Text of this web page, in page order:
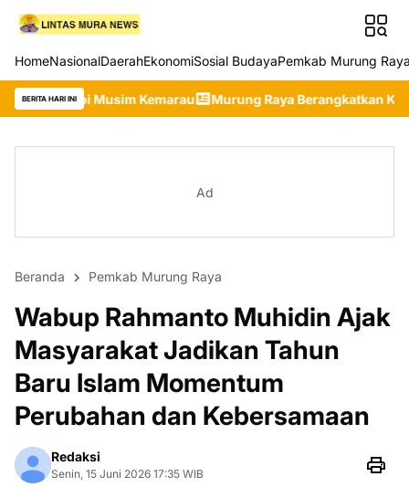
HomeNasionalDaerahEkonomiSosial BudayaPemkab Murung
BERITA HARI INI
Kemarau Murung Raya Berangkatkan Kontingen
Ad
Beranda Pemkab Murung Raya
Wabup Rahmanto Muhidin Ajak
Masyarakat Jadikan Tahun
Baru Islam Momentum
Perubahan dan Kebersamaan
Redaksi
Senin, 15 Juni 2026 17:35 WIB